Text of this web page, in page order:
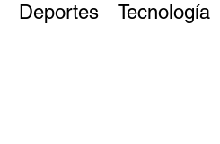
Deportes Tecnología